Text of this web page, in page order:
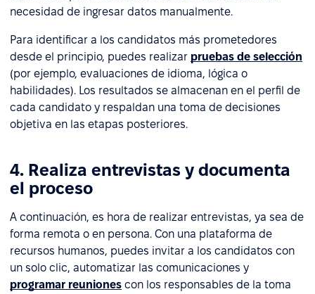
necesidad de ingresar datos manualmente.
Para identificar a los candidatos más prometedores
desde el principio, puedes realizar pruebas de selección
(por ejemplo, evaluaciones de idioma, lógica o
habilidades). Los resultados se almacenan en el perfil de
cada candidato y respaldan una toma de decisiones
objetiva en las etapas posteriores.
4. Realiza entrevistas y documenta
el proceso
A continuación, es hora de realizar entrevistas, ya sea de
forma remota o en persona. Con una plataforma de
recursos humanos, puedes invitar a los candidatos con
un solo clic, automatizar las comunicaciones y
programar reuniones con los responsables de la toma